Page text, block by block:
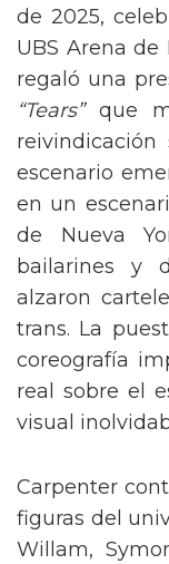
de 2025,
UBS Arena
regaló una
“Tears”que
reivindicación
escenario
en un
de Nueva
bailarines y
alzaron
trans. La
coreografía
real sobre el
visual
Carpenter
figuras del
Willam,